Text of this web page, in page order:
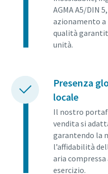
AGMA A5/DIN
azionamento
qualità
unità.
Presenza
locale
Il nostro
vendita si
garantendo la
l’affidabilità
aria compressa
esercizio.